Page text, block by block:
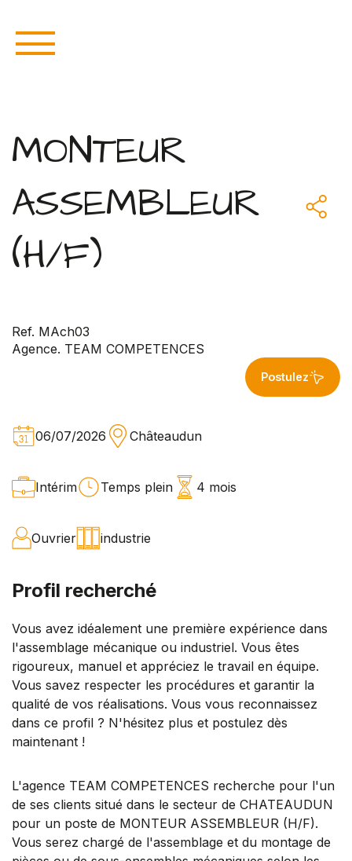
MONTEUR
ASSEMBLEUR
(H/F)
Ref. MAch03
Agence. TEAM COMPETENCES
Postulez
06/07/2026 Châteaudun
Intérim Temps plein 4 mois
Ouvrier industrie
Profil recherché
Vous avez idéalement une première expérience dans
l'assemblage mécanique ou industriel. Vous êtes
rigoureux, manuel et appréciez le travail en équipe.
Vous savez respecter les procédures et garantir la
qualité de vos réalisations. Vous vous reconnaissez
dans ce profil ? N'hésitez plus et postulez dès
maintenant !
L'agence TEAM COMPETENCES recherche pour l'un
de ses clients situé dans le secteur de CHATEAUDUN
pour un poste de MONTEUR ASSEMBLEUR (H/F).
Vous serez chargé de l'assemblage et du montage de